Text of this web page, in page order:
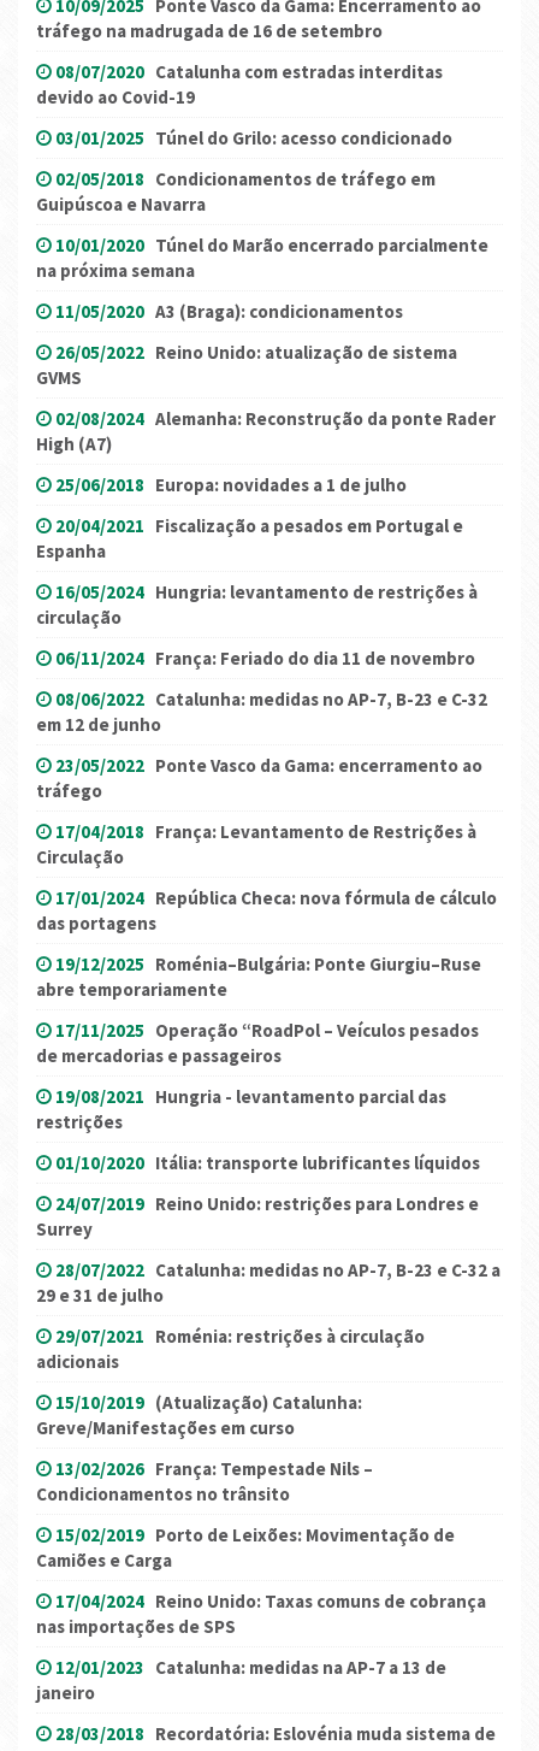
10/09/2025 Ponte Vasco da Gama: Encerramento ao
tráfego na madrugada de 16 de setembro
08/07/2020 Catalunha com estradas interditas
devido ao Covid-19
03/01/2025 Túnel do Grilo: acesso condicionado
02/05/2018 Condicionamentos de tráfego em
Guipúscoa e Navarra
10/01/2020 Túnel do Marão encerrado parcialmente
na próxima semana
11/05/2020 A3 (Braga): condicionamentos
26/05/2022 Reino Unido: atualização de sistema
GVMS
02/08/2024 Alemanha: Reconstrução da ponte Rader
High (A7)
25/06/2018 Europa: novidades a 1 de julho
20/04/2021 Fiscalização a pesados em Portugal e
Espanha
16/05/2024 Hungria: levantamento de restrições à
circulação
06/11/2024 França: Feriado do dia 11 de novembro
08/06/2022 Catalunha: medidas no AP-7, B-23 e C-32
em 12 de junho
23/05/2022 Ponte Vasco da Gama: encerramento ao
tráfego
17/04/2018 França: Levantamento de Restrições à
Circulação
17/01/2024 República Checa: nova fórmula de cálculo
das portagens
19/12/2025 Roménia–Bulgária: Ponte Giurgiu–Ruse
abre temporariamente
17/11/2025 Operação “RoadPol – Veículos pesados
de mercadorias e passageiros
19/08/2021 Hungria - levantamento parcial das
restrições
01/10/2020 Itália: transporte lubrificantes líquidos
24/07/2019 Reino Unido: restrições para Londres e
Surrey
28/07/2022 Catalunha: medidas no AP-7, B-23 e C-32 a
29 e 31 de julho
29/07/2021 Roménia: restrições à circulação
adicionais
15/10/2019 (Atualização) Catalunha:
Greve/Manifestações em curso
13/02/2026 França: Tempestade Nils –
Condicionamentos no trânsito
15/02/2019 Porto de Leixões: Movimentação de
Camiões e Carga
17/04/2024 Reino Unido: Taxas comuns de cobrança
nas importações de SPS
12/01/2023 Catalunha: medidas na AP-7 a 13 de
janeiro
28/03/2018 Recordatória: Eslovénia muda sistema de